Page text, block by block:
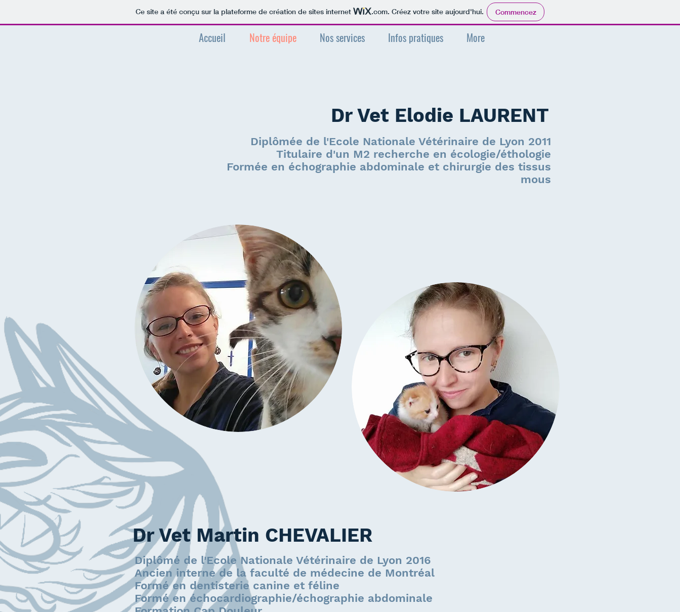
Ce site a été conçu sur la plateforme de création de sites internet .com. Créez votre site aujourd'hui. Commencez
Accueil Notre équipe Nos services Infos pratiques More
Dr Vet Elodie LAURENT
Diplômée de l'Ecole Nationale Vétérinaire de Lyon 2011
Titulaire d'un M2 recherche en écologie/éthologie
Formée en échographie abdominale et chirurgie des tissus
mous
Dr Vet Martin CHEVALIER
Diplômé de l'Ecole Nationale Vétérinaire de Lyon 2016
Ancien interne de la faculté de médecine de Montréal
Formé en dentisterie canine et féline
Formé en échocardiographie/échographie abdominale